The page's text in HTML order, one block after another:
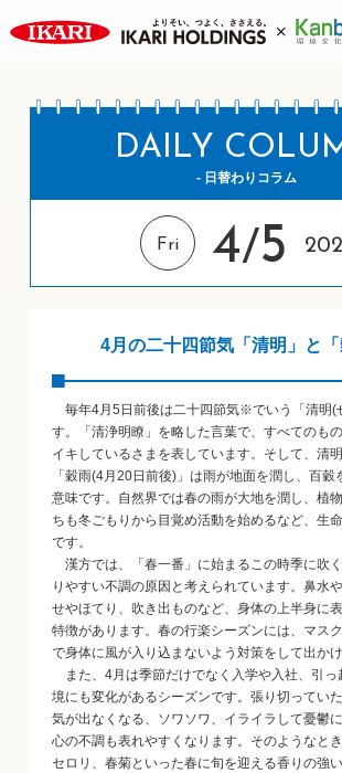
DAILY
- 日替わりコラム
Fri 4/5
4月の二十四節気「清明」と「
毎年4月5日前後は二十四節気※でいう「清明(
す。「清浄明瞭」を略した言葉で、すべてのも
イキしているさまを表しています。そして、清
「穀雨(4月20日前後)」は雨が地面を潤し、百穀
意味です。自然界では春の雨が大地を潤し、植
ちも冬ごもりから目覚め活動を始めるなど、生
です。
漢方では、「春一番」に始まるこの時季に吹
りやすい不調の原因と考えられています。鼻水
せやほてり、吹き出ものなど、身体の上半身に
特徴があります。春の行楽シーズンには、マス
で身体に風が入り込まないよう対策をして出かけ
また、4月は季節だけでなく入学や入社、引っ
境にも変化があるシーズンです。張り切ってい
気が出なくなる、ソワソワ、イライラして憂鬱
心の不調も表れやすくなります。そのようなと
セロリ、春菊といった春に旬を迎える香りの強